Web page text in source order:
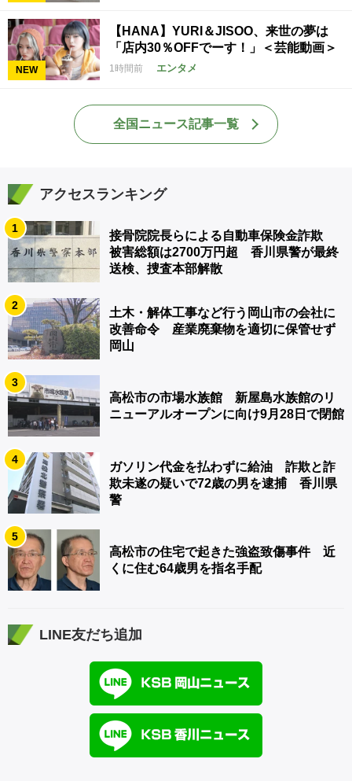
NEW
【HANA】YURI＆JISOO、来世の夢は
「店内30％OFFでーす！」＜芸能動画＞
1時間前 エンタメ
全国ニュース記事一覧
アクセスランキング
1
接骨院院長らによる自動車保険金詐欺
被害総額は2700万円超 香川県警が最終
送検、捜査本部解散
2
土木・解体工事など行う岡山市の会社に
改善命令 産業廃棄物を適切に保管せず
岡山
3
高松市の市場水族館 新屋島水族館のリ
ニューアルオープンに向け9月28日で閉館
4
ガソリン代金を払わずに給油 詐欺と詐
欺未遂の疑いで72歳の男を逮捕 香川県
警
5
高松市の住宅で起きた強盗致傷事件 近
くに住む64歳男を指名手配
LINE友だち追加